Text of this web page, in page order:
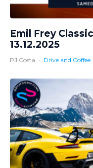
Emil Frey
13.12.2025
PJ Costa · Drive and Coffee